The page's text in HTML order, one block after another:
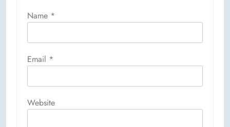
Name *
Email *
Website